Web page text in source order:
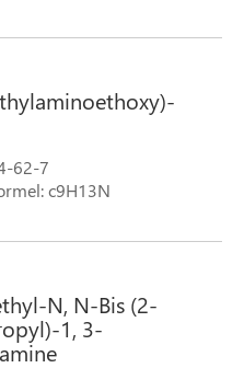
163,2
62-7
c9H13N
N, N-Bis (2-
1, 3-